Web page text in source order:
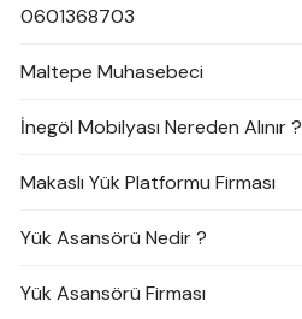
0601368703
Maltepe Muhasebeci
İnegöl Mobilyası Nereden Alınır ?
Makaslı Yük Platformu Firması
Yük Asansörü Nedir ?
Yük Asansörü Firması